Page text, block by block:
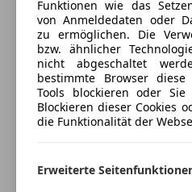
LED-Scheinwerfer
LED-Tagfahrlicht
Müdigkeitswarnsystem
Notbremsassistent
Notrufsystem
Seitenairbag
Spurhalteassistent
Aktustischer
Alarmanlage
Notbremsassistent
Reifen Druck Control
Warndreieck
Komfort,
Aktive Sitzbelüftung vorn
Verkäufer Händler
F. Unterberger - W. Denzel
Anbieter auf AutoScout24 seit 2008
Funktionen wie das
von Anmeldedaten oder
zu ermöglichen. Die
bzw. ähnlicher
nicht abgeschaltet
bestimmte Browser
Tools blockieren oder
Blockieren dieser Cookies
die Funktionalität der
Erweiterte